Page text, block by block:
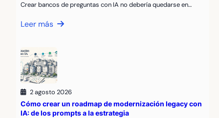
Crear bancos de preguntas con IA no debería quedarse en…
Leer más
2 agosto 2026
Cómo crear un roadmap de modernización legacy con
IA: de los prompts a la estrategia